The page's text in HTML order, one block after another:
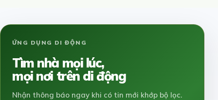
ỨNG DỤNG DI ĐỘNG
Tìm nhà mọi lúc,
mọi nơi trên di động
Nhận thông báo ngay khi có tin mới khớp bộ lọc.